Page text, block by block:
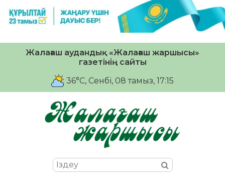
Жалағаш аудандық «Жалағаш жаршысы»
газетінің сайты
36°C, Сенбі, 08 тамыз, 17:15